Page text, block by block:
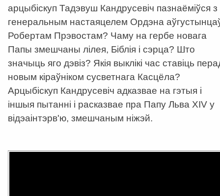
арцыбіскуп Тадэвуш Кандрусевіч пазнаёміўся з
генеральным настаяцелем Ордэна
Робертам Прэвостам? Чаму на гербе новага
Папы змешчаны лілея, Біблія і сэрца? Што
значыць яго дэвіз? Якія выклікі час ставіць
новым кіраўніком сусветнага Касцёла?
Арцыбіскуп Кандрусевіч адказвае на гэтыя і
іншыя пытанні і расказвае пра Папу Льва XIV у
відэаінтэрв'ю, змешчаным ніжэй.